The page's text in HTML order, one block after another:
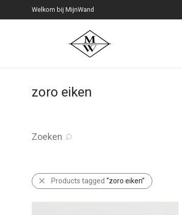
Welkom bij MijnWand
zoro eiken
Zoeken
Products tagged “zoro eiken”